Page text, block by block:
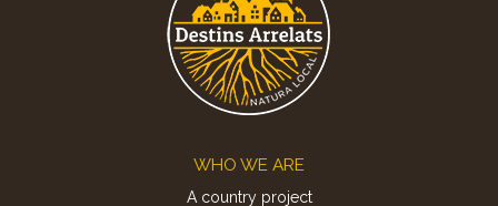
WHO WE ARE
A country project